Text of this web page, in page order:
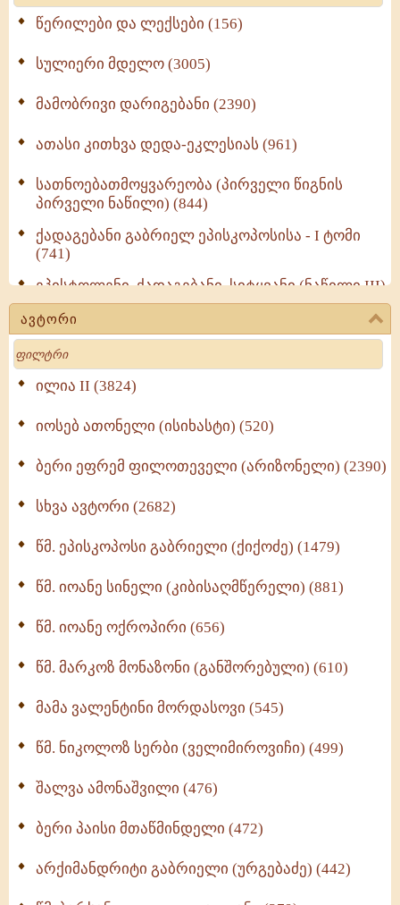
წერილები და ლექსები (156)
სულიერი მდელო (3005)
მამობრივი დარიგებანი (2390)
ათასი კითხვა დედა-ეკლესიას (961)
სათნოებათმოყვარეობა (პირველი წიგნის
პირველი ნაწილი) (844)
ქადაგებანი გაბრიელ ეპისკოპოსისა - I ტომი
(741)
ეპისტოლენი, ქადაგებანი, სიტყვანი (ნაწილი III)
(723)
მოძღვრის ძალზე სასარგებლო რჩევები
მრევლისათვის (545)
Wisdomge (514)
ქადაგებანი გაბრიელ ეპისკოპოსისა - II ტომი
სულიერი ცხოვრების სახელმძღვანელო -
ნაწილი II (369)
ავტორი
Search
ილია II (3824)
იოსებ ათონელი (ისიხასტი) (520)
ბერი ეფრემ ფილოთეველი (არიზონელი) (2390)
სხვა ავტორი (2682)
წმ. ეპისკოპოსი გაბრიელი (ქიქოძე) (1479)
წმ. იოანე სინელი (კიბისაღმწერელი) (881)
წმ. იოანე ოქროპირი (656)
წმ. მარკოზ მონაზონი (განშორებული) (610)
მამა ვალენტინი მორდასოვი (545)
წმ. ნიკოლოზ სერბი (ველიმიროვიჩი) (499)
შალვა ამონაშვილი (476)
ბერი პაისი მთაწმინდელი (472)
არქიმანდრიტი გაბრიელი (ურგებაძე) (442)